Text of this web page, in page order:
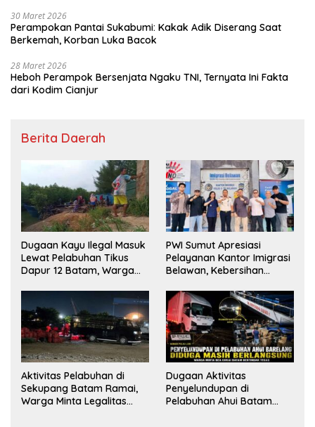
30 Maret 2026
Perampokan Pantai Sukabumi: Kakak Adik Diserang Saat
Berkemah, Korban Luka Bacok
28 Maret 2026
Heboh Perampok Bersenjata Ngaku TNI, Ternyata Ini Fakta
dari Kodim Cianjur
Berita Daerah
Dugaan Kayu Ilegal Masuk
Lewat Pelabuhan Tikus
Dapur 12 Batam, Warga
Pengecekan
PWI Sumut Apresiasi
Pelayanan Kantor Imigrasi
Belawan, Kebersihan
Aktivitas Pelabuhan di
Sekupang Batam Ramai,
Warga Minta Legalitas
Dugaan Aktivitas
Penyelundupan di
Pelabuhan Ahui Batam